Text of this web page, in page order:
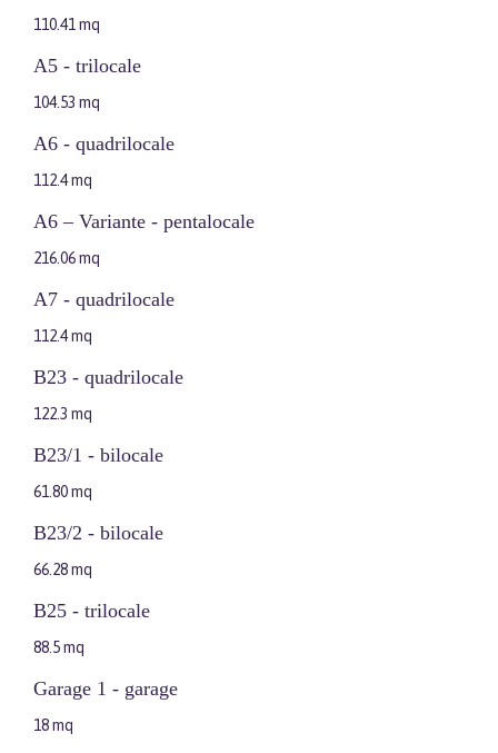
110.41 mq
A5 - trilocale
104.53 mq
A6 - quadrilocale
112.4 mq
A6 – Variante - pentalocale
216.06 mq
A7 - quadrilocale
112.4 mq
B23 - quadrilocale
122.3 mq
B23/1 - bilocale
61.80 mq
B23/2 - bilocale
66.28 mq
B25 - trilocale
88.5 mq
Garage 1 - garage
18 mq